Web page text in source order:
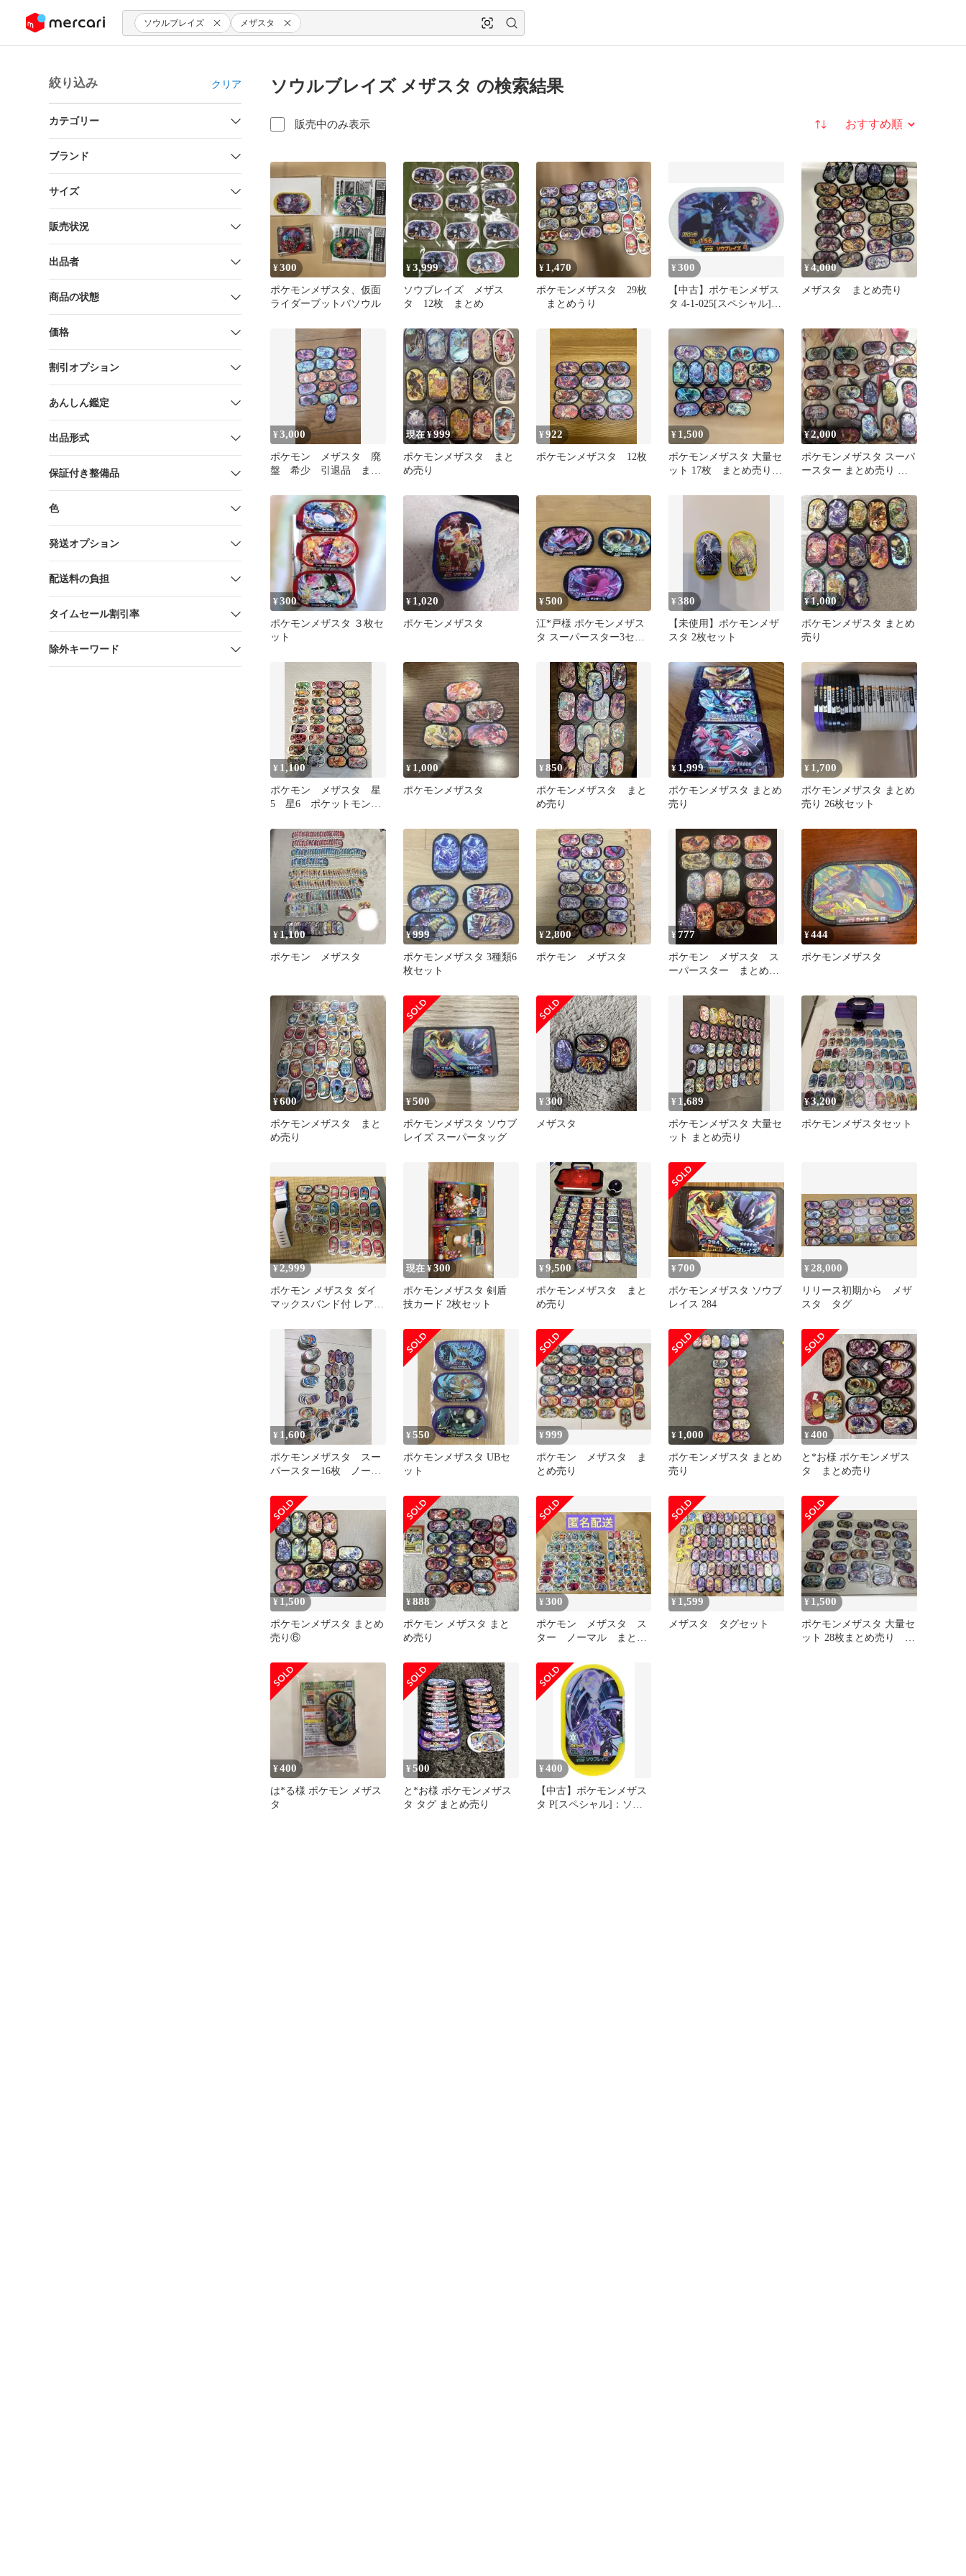
ツにスキップ ソウルブレイズ メザスタ
絞り込み クリア
カテゴリー
ブランド
サイズ
販売状況
出品者
商品の状態
価格
割引オプション
あんしん鑑定
出品形式
保証付き整備品
色
発送オプション
配送料の負担
タイムセール割引率
除外キーワード
ソウルブレイズ メザスタ の検索結果
販売中のみ表示 並び替え
¥300
ポケモンメザスタ、仮面
ライダーブットバソウル
¥3,999
ソウブレイズ メザス
タ 12枚 まとめ
¥ 1,470
ポケモンメザスタ 29枚￼
まとめうり
¥300
【中古】ポケモンメザス
タ 4-1-025[スペシャル]：
¥4,000
メザスタ まとめ売り
¥3,000
ポケモン メザスタ 廃
盤 希少 引退品 まと
現在 ¥999
ポケモンメザスタ まと
め売り
¥922
ポケモンメザスタ 12枚
¥ 1,500
ポケモンメザスタ 大量セ
ット 17枚 まとめ売り
¥2,000
ポケモンメザスタ スーパ
ースター まとめ売り ポ
タ
¥300
ポケモンメザスタ ３枚セ
ット
¥ 1,020
ポケモンメザスタ
¥500
江*戸様 ポケモンメザス
タ スーパースター3セッ
¥380
【未使用】ポケモンメザ
スタ 2枚セット
¥1,000
ポケモンメザスタ まとめ
売り
¥ 1,100
ポケモン メザスタ 星
5 星6 ポケットモンス
¥ 1,000
ポケモンメザスタ
¥850
ポケモンメザスタ まと
め売り
¥1,999
ポケモンメザスタ まとめ
売り
¥ 1,700
ポケモンメザスタ まとめ
売り 26枚セット
¥ 1,100
ポケモン メザスタ
¥999
ポケモンメザスタ 3種類6
枚セット
¥2,800
ポケモン メザスタ
¥777
ポケモン メザスタ ス
ーパースター まとめ売
¥444
ポケモンメザスタ
¥600
ポケモンメザスタ まと
め売り
¥500
ポケモンメザスタ ソウブ
レイズ スーパータッグ
¥300
メザスタ
¥ 1,689
ポケモンメザスタ 大量セ
ット まとめ売り
¥3,200
ポケモンメザスタセット
¥2,999
ポケモン メザスタ ダイ
マックスバンド付 レア多
現在 ¥300
ポケモンメザスタ 剣盾
技カード 2枚セット
¥9,500
ポケモンメザスタ まと
め売り
¥ 700
ポケモンメザスタ ソウブ
レイス 284
¥ 28,000
リリース初期から メザ
スタ タグ
¥ 1,600
ポケモンメザスタ スー
パースター16枚 ノーマ
スバンド
¥550
ポケモンメザスタ UBセ
ット
¥999
ポケモン メザスタ ま
とめ売り
¥ 1,000
ポケモンメザスタ まとめ
売り
¥400
と*お様 ポケモンメザス
タ まとめ売り
¥1,500
ポケモンメザスタ まとめ
売り⑥
¥888
ポケモン メザスタ まと
め売り
¥300
ポケモン メザスタ ス
ター ノーマル まとめ
¥ 1,599
メザスタ タグセット
¥ 1,500
ポケモンメザスタ 大量セ
ット 28枚まとめ売り ス
¥400
は*る様 ポケモン メザス
タ
¥500
と*お様 ポケモンメザス
タ タグ まとめ売り
¥400
【中古】ポケモンメザス
タ P[スペシャル]：ソウ